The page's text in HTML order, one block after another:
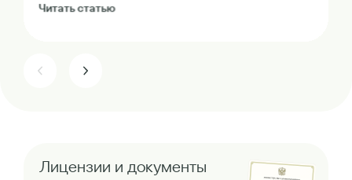
Читать статью
Лицензии и документы